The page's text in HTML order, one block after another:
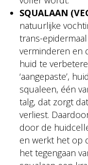
SQUALAAN
natuurlijke
trans-
verminderen en
huid te
‘aangepaste’,
squaleen, één
talg, dat zorgt
verliest.
door de
en werkt het op
het tegengaan